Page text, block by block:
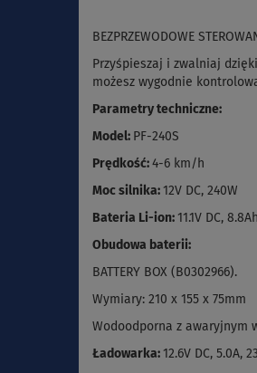
BEZPRZEWODOWE
Przyśpieszaj i zwalniaj
możesz wygodnie
Parametry techniczne:
Model: PF-240S
Prędkość: 4-6 km/h
Moc silnika: 12V DC, 240W
Bateria Li-ion: 11.1V DC,
Obudowa baterii:
BATTERY BOX (B0302966).
Wymiary: 210 x 155 x 75mm
Wodoodporna z awaryjnym
Ładowarka: 12.6V DC, 5.0A,